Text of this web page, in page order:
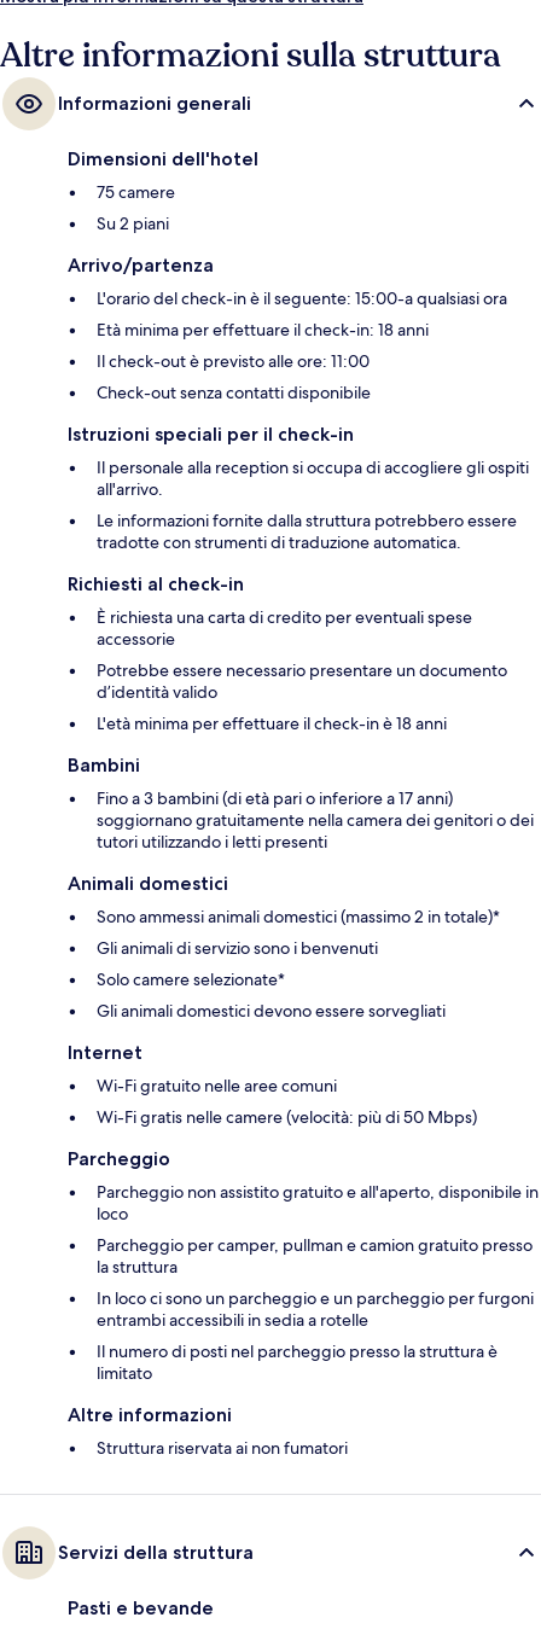
Altre informazioni sulla struttura
Informazioni generali
Dimensioni dell'hotel
75 camere
Su 2 piani
Arrivo/partenza
L'orario del check-in è il seguente: 15:00-a qualsiasi ora
Età minima per effettuare il check-in: 18 anni
Il check-out è previsto alle ore: 11:00
Check-out senza contatti disponibile
Istruzioni speciali per il check-in
Il personale alla reception si occupa di accogliere gli ospiti
all'arrivo.
Le informazioni fornite dalla struttura potrebbero essere
tradotte con strumenti di traduzione automatica.
Richiesti al check-in
È richiesta una carta di credito per eventuali spese
accessorie
Potrebbe essere necessario presentare un documento
d’identità valido
L'età minima per effettuare il check-in è 18 anni
Bambini
Fino a 3 bambini (di età pari o inferiore a 17 anni)
soggiornano gratuitamente nella camera dei genitori o dei
tutori utilizzando i letti presenti
Animali domestici
Sono ammessi animali domestici (massimo 2 in totale)*
Gli animali di servizio sono i benvenuti
Solo camere selezionate*
Gli animali domestici devono essere sorvegliati
Internet
Wi-Fi gratuito nelle aree comuni
Wi-Fi gratis nelle camere (velocità: più di 50 Mbps)
Parcheggio
Parcheggio non assistito gratuito e all'aperto, disponibile in
loco
Parcheggio per camper, pullman e camion gratuito presso
la struttura
In loco ci sono un parcheggio e un parcheggio per furgoni
entrambi accessibili in sedia a rotelle
Il numero di posti nel parcheggio presso la struttura è
limitato
Altre informazioni
Struttura riservata ai non fumatori
Servizi della struttura
Pasti e bevande